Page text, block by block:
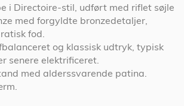
i Directoire-stil, udført med riflet søjle
med forgyldte bronzedetaljer,
fod.
og klassisk udtryk, typisk
senere elektrificeret.
med alderssvarende patina.